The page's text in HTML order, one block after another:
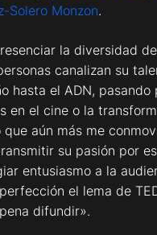
Solero Monzon.
la diversidad
canalizan su
hasta el ADN, pasando
en el cine o la
aún más me
su pasión por
entusiasmo a la
el lema de
difundir».